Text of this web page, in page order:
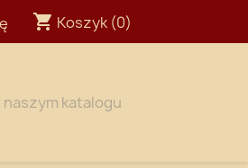
shopping_cart Koszyk (0)